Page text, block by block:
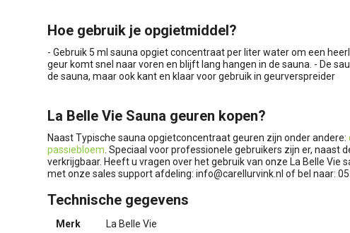
Hoe gebruik je opgietmiddel?
- Gebruik 5 ml sauna opgiet concentraat per liter water om een
geur komt snel naar voren en blijft lang hangen in de sauna. - De
de sauna, maar ook kant en klaar voor gebruik in geurverspreider
La Belle Vie Sauna geuren kopen?
Naast Typische sauna opgietconcentraat geuren zijn onder andere:
passiebloem . Speciaal voor professionele gebruikers zijn er, naast
verkrijgbaar. Heeft u vragen over het gebruik van onze La Belle Vie
met onze sales support afdeling: info@carellurvink.nl of bel naar:
Technische gegevens
Merk La Belle Vie